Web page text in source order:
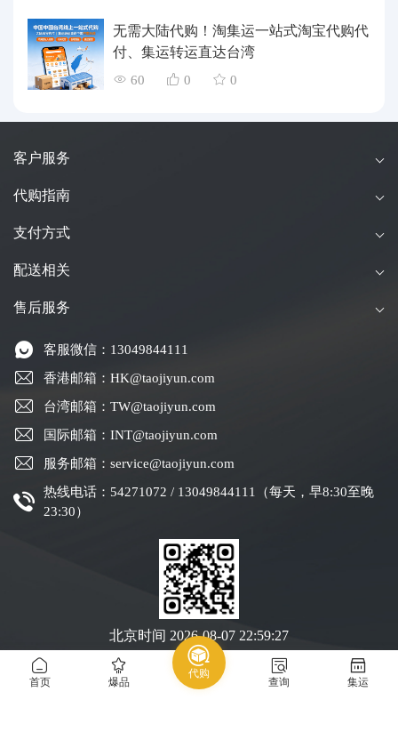
首页 爆品
代购
查询 集运
无需大陆代购！淘集运一站式淘宝代购代
付、集运转运直达台湾
60 0 0
客户服务
代购指南
支付方式
配送相关
售后服务
客服微信：13049844111
香港邮箱：HK@taojiyun.com
台湾邮箱：TW@taojiyun.com
国际邮箱：INT@taojiyun.com
服务邮箱：service@taojiyun.com
热线电话：54271072 / 13049844111（每天，早8:30至晚
23:30）
北京时间 2026-08-07 22:59:28
Copyright © 2019-2025 深圳市跨进物流有限公司版权所有粤ICP备19088004号-1